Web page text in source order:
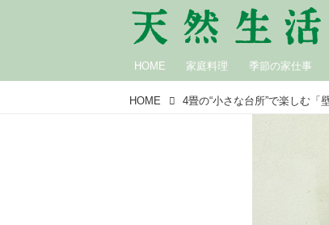
HOME 家庭料理 季節の家仕事
HOME